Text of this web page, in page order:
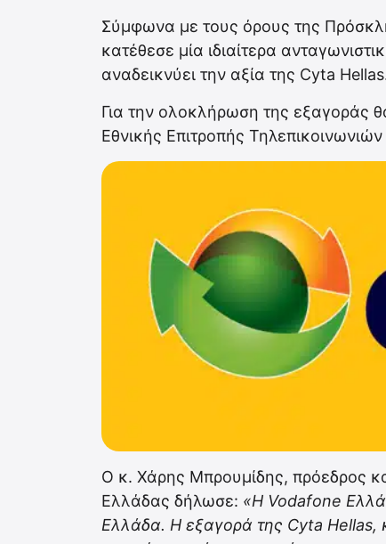
Σύμφωνα με τους όρους της
κατέθεσε μία ιδιαίτερα
αναδεικνύει την αξία της Cyta
Για την ολοκλήρωση της εξαγοράς
Εθνικής Επιτροπής
Ο κ. Χάρης Μπρουμίδης, πρόεδρος
Ελλάδας δήλωσε: «H Vodafone
Ελλάδα. Η εξαγορά της Cyta Hellas,